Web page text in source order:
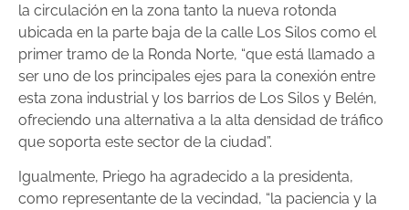
la circulación en la zona tanto la nueva rotonda
ubicada en la parte baja de la calle Los Silos como el
primer tramo de la Ronda Norte, “que está llamado a
ser uno de los principales ejes para la conexión entre
esta zona industrial y los barrios de Los Silos y Belén,
ofreciendo una alternativa a la alta densidad de tráfico
que soporta este sector de la ciudad”.
Igualmente, Priego ha agradecido a la presidenta,
como representante de la vecindad, “la paciencia y la